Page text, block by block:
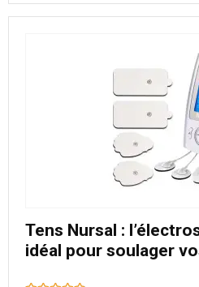
Tens Nursal :
idéal pour soulager